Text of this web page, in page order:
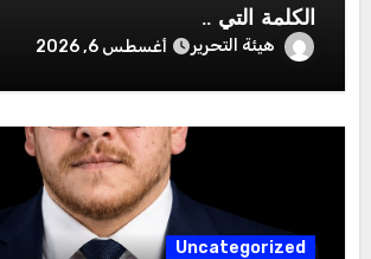
الكلمة التي ..
هيئة التحرير أغسطس 6, 2026
Uncategorized